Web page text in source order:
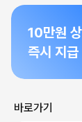
10만원
즉시 지급
바로가기